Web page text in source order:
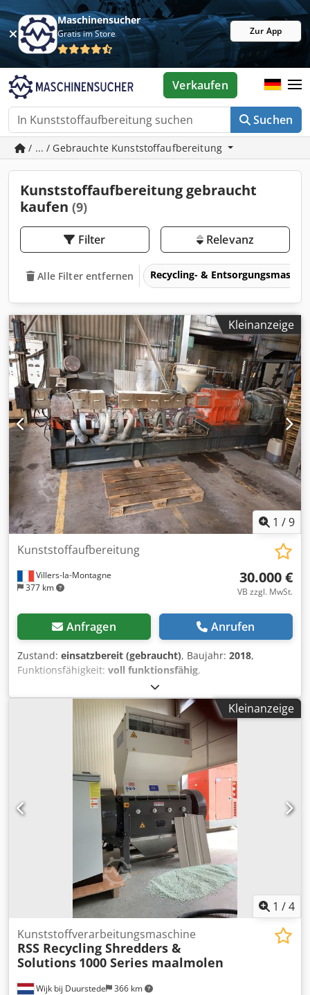
Maschinensucher
Gratis im Store Zur App
Suchen
Verkaufen
/ ... / Gebrauchte Kunststoffaufbereitung
Kunststoffaufbereitung gebraucht
kaufen (9)
Filter Relevanz
Alle Filter entfernen Recycling- &
Kleinanzeige
1 /9
Villers-la-Montagne
377 km
Kunststoffaufbereitung
30.000 €
VB zzgl. MwSt.
Anfragen Anrufen
Zustand: einsatzbereit (gebraucht), Baujahr: 2018,
Funktionsfähigkeit: voll funktionsfähig,
Doppelschneckenextruder, Durchsatz 300 bis 500
kg/Stunde, Material: PE. Dkodozkk Nbspfx Al Ner
Motorleistung: 110 kW.
Kleinanzeige
1 /4
Wijk bij Duurstede 366 km
Kunststoffverarbeitungsmaschine
RSS Recycling Shredders &
Solutions 1000 Series maalmolen